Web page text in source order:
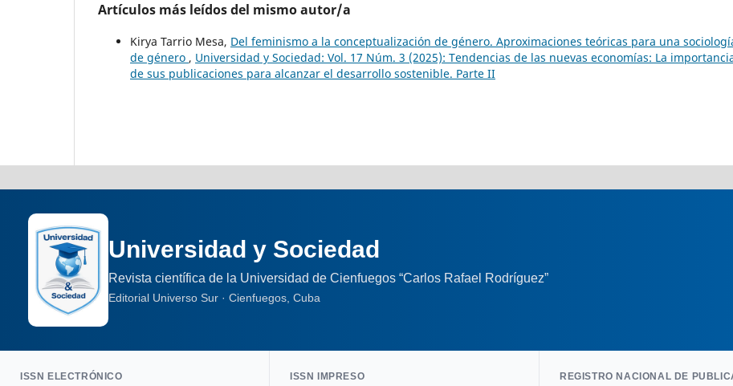
Artículos más leídos del mismo autor/a
Kirya Tarrio Mesa, Del feminismo a la conceptualización de género. Aproximaciones teóricas para una
de género , Universidad y Sociedad: Vol. 17 Núm. 3 (2025): Tendencias de las nuevas economías: La
de sus publicaciones para alcanzar el desarrollo sostenible. Parte II
Universidad y Sociedad
Revista científica de la Universidad de Cienfuegos “Carlos Rafael Rodríguez”
Editorial Universo Sur · Cienfuegos, Cuba
ISSN ELECTRÓNICO ISSN IMPRESO
REGISTRO NACIONAL DE